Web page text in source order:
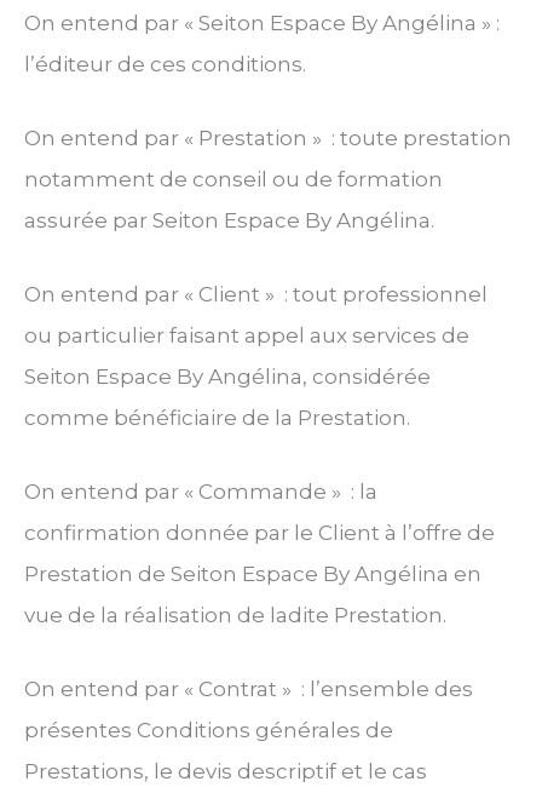
On entend par « Seiton Espace By Angélina » :
l’éditeur de ces conditions.
On entend par « Prestation » : toute prestation
notamment de conseil ou de formation
assurée par Seiton Espace By Angélina.
On entend par « Client » : tout professionnel
ou particulier faisant appel aux services de
Seiton Espace By Angélina, considérée
comme bénéficiaire de la Prestation.
On entend par « Commande » : la
confirmation donnée par le Client à l’offre de
Prestation de Seiton Espace By Angélina en
vue de la réalisation de ladite Prestation.
On entend par « Contrat » : l’ensemble des
présentes Conditions générales de
Prestations, le devis descriptif et le cas